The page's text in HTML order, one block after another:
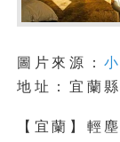
圖片來源：
地址：宜蘭
【宜蘭】輕